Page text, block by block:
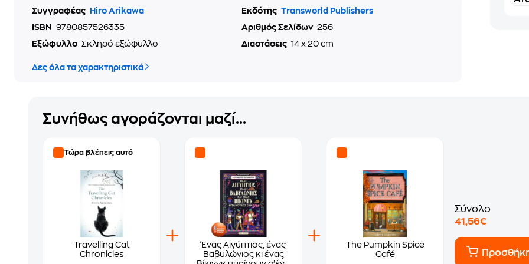
Συγγραφέας Hiro Arikawa Εκδότης Transworld Publishers
ISBN
9780857526335 Αριθμός Σελίδων 256
Εξώφυλλο Σκληρό εξώφυλλο Διαστάσεις 14 x 20 cm
Δες όλα τα χαρακτηριστικά
Συνήθως αγοράζονται μαζί...
Τώρα βλέπεις αυτό
Travelling Cat
Chronicles
Ένας Αιγύπτιος, ένας
Βαβυλώνιος κι ένας
The Pumpkin Spice
Café
Σύνολο
41,56€